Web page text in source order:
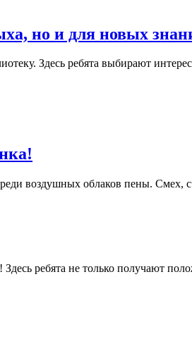
но и для новых
Здесь ребята выбирают
воздушных облаков пены.
ребята не только получают